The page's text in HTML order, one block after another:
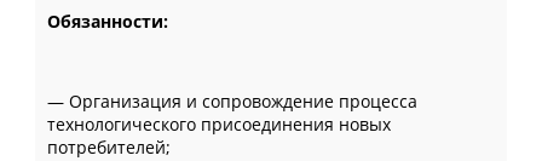
Обязанности:
— Организация и сопровождение процесса
технологического присоединения новых
потребителей;